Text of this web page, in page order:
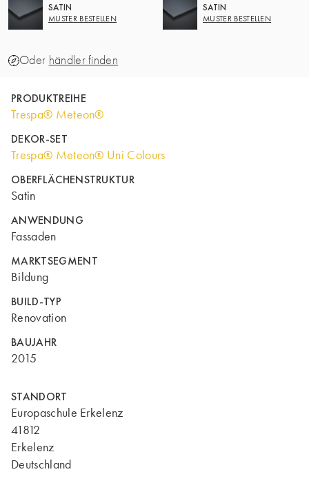
SATIN
MUSTER BESTELLEN
SATIN
MUSTER BESTELLEN
Oder händler finden
PRODUKTREIHE
Trespa® Meteon®
DEKOR-SET
Trespa® Meteon® Uni Colours
OBERFLÄCHENSTRUKTUR
Satin
ANWENDUNG
Fassaden
MARKTSEGMENT
Bildung
BUILD-TYP
Renovation
BAUJAHR
2015
STANDORT
Europaschule Erkelenz
41812
Erkelenz
Deutschland